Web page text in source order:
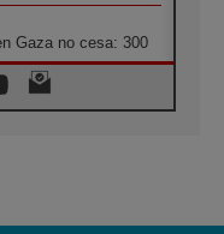
Gaza no cesa: 300
el mundo, solo la